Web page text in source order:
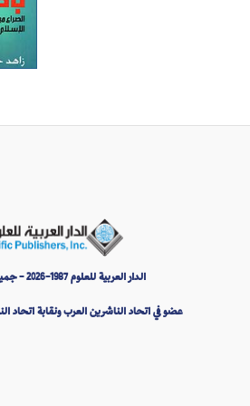
الدار العربية للعلوم 1987-2026 - جميع الحقوق محفوظة
عضو في اتحاد الناشرين العرب ونقابة اتحاد